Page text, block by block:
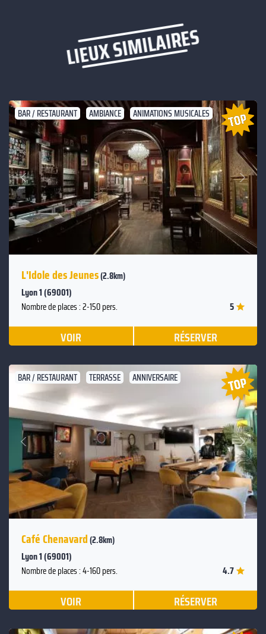
LIEUX SIMILAIRES
BAR / RESTAURANT AMBIANCE ANIMATIONS MUSICALES
Précédent
Suivant
L'Idole des Jeunes(2.8km)
Lyon 1 (69001)
Nombre de places : 2-150 pers. 5
VOIR RÉSERVER
BAR / RESTAURANT TERRASSE ANNIVERSAIRE
Précédent
Suivant
Café Chenavard(2.8km)
Lyon 1 (69001)
Nombre de places : 4-160 pers. 4.7
VOIR RÉSERVER